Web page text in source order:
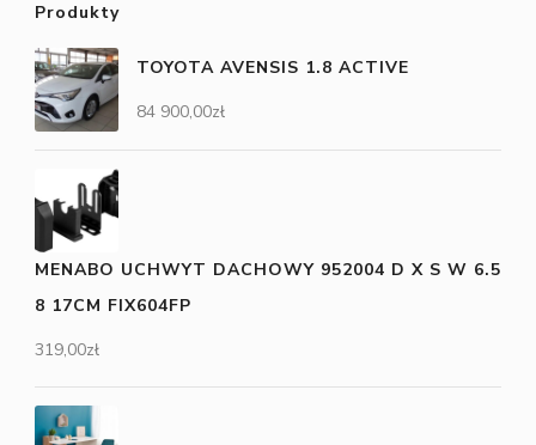
Produkty
TOYOTA AVENSIS 1.8 ACTIVE
84 900,00zł
MENABO UCHWYT DACHOWY 952004 D X S W 6.5
8 17CM FIX604FP
319,00zł